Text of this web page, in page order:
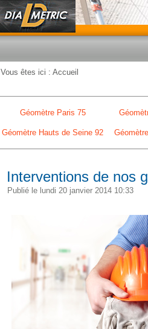
Vous êtes ici : Accueil
Géomètre Paris 75
Géomètre Hauts de Seine 92
Interventions de nos
Publié le lundi 20 janvier 2014 10:33